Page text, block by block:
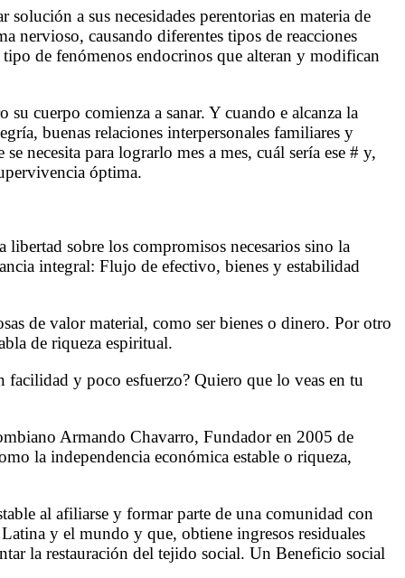
a sus necesidades perentorias en materia de
nervioso, causando diferentes tipos de reacciones
de fenómenos endocrinos que alteran y modifican
cuerpo comienza a sanar. Y cuando e alcanza la
buenas relaciones interpersonales familiares y
necesita para lograrlo mes a mes, cuál sería ese # y,
óptima.
libertad sobre los compromisos necesarios sino la
integral: Flujo de efectivo, bienes y estabilidad
de valor material, como ser bienes o dinero. Por otro
de riqueza espiritual.
facilidad y poco esfuerzo? Quiero que lo veas en tu
Armando Chavarro, Fundador en 2005 de
la independencia económica estable o riqueza,
al afiliarse y formar parte de una comunidad con
y el mundo y que, obtiene ingresos residuales
la restauración del tejido social. Un Beneficio social